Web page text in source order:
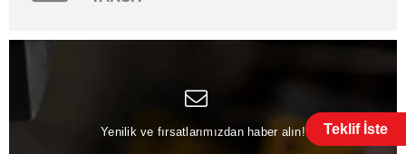
Teklif İste
Yenilik ve fırsatlarımızdan haber alın!